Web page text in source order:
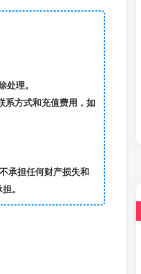
理。
系方式和充值费用，如
承担任何财产损失和
。